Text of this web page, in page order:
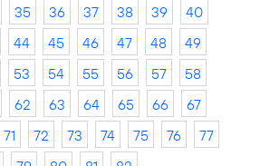
35 36 37 38 39
40
44 45 46 47 48
49
53 54 55 56 57
58
62 63 64 65 66
67
71 72 73 74 75 76
77